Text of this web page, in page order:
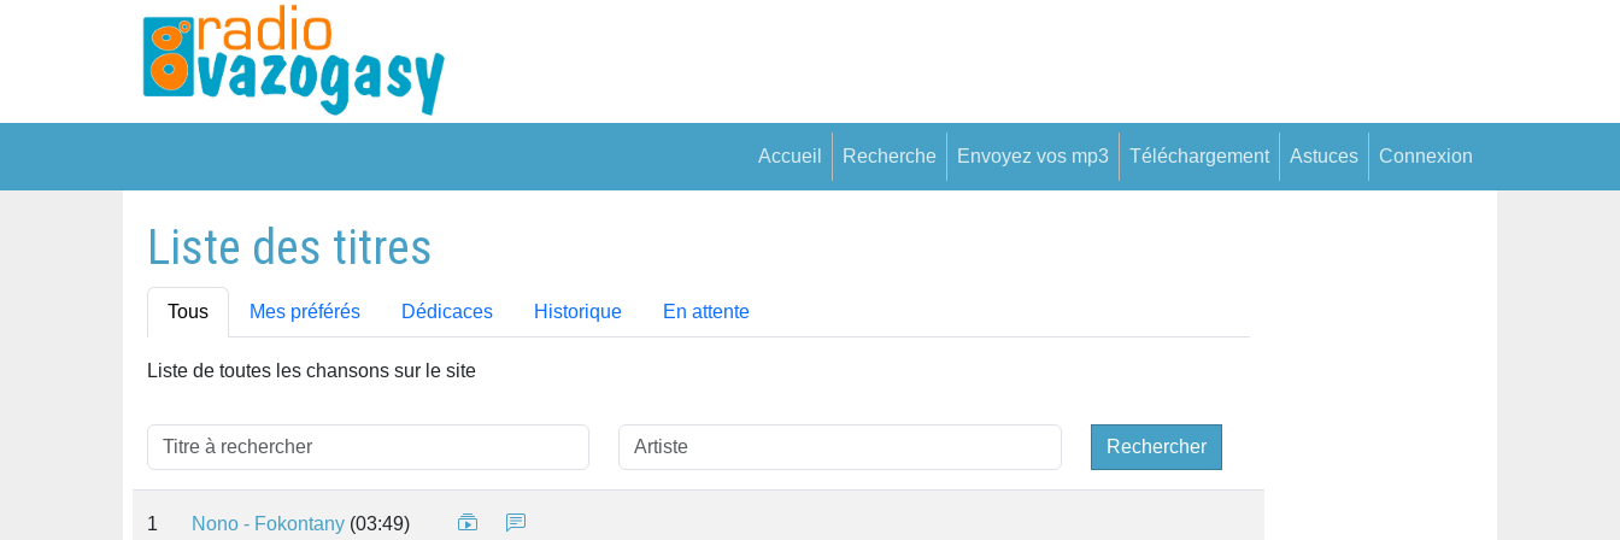
Accueil Recherche Envoyez vos mp3 Téléchargement Astuces Connexion
Liste des titres
Tous Mes préférés Dédicaces Historique En attente
Liste de toutes les chansons sur le site
Rechercher
1 Nono - Fokontany (03:49)